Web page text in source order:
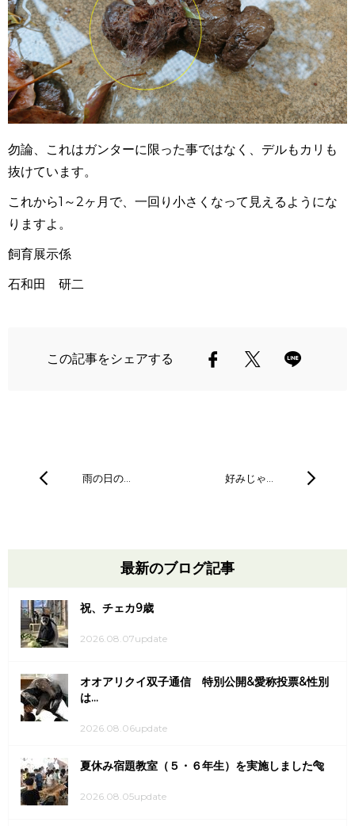
勿論、これはガンターに限った事ではなく、デルもカリも
抜けています。
これから1～2ヶ月で、一回り小さくなって見えるようにな
りますよ。
飼育展示係
石和田 研二
この記事をシェアする
雨の日の… 好みじゃ…
最新のブログ記事
祝、チェカ9歳
2026.08.07update
オオアリクイ双子通信 特別公開&愛称投票&性別
は...
2026.08.06update
夏休み宿題教室（５・６年生）を実施しました🐅
2026.08.05update